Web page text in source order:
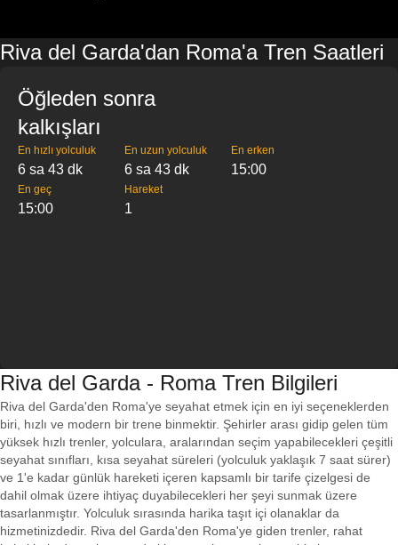
Riva del Garda'dan Roma'a Tren Saatleri
Öğleden sonra
kalkışları
En hızlı yolculuk
6 sa 43 dk
En uzun yolculuk
6 sa 43 dk
En erken
15:00
En geç
15:00
Hareket
1
Riva del Garda - Roma Tren Bilgileri
Riva del Garda'den Roma'ye seyahat etmek için en iyi seçeneklerden
biri, hızlı ve modern bir trene binmektir. Şehirler arası gidip gelen tüm
yüksek hızlı trenler, yolculara, aralarından seçim yapabilecekleri çeşitli
seyahat sınıfları, kısa seyahat süreleri (yolculuk yaklaşık 7 saat sürer)
ve 1'e kadar günlük hareketi içeren kapsamlı bir tarife çizelgesi de
dahil olmak üzere ihtiyaç duyabilecekleri her şeyi sunmak üzere
tasarlanmıştır. Yolculuk sırasında harika taşıt içi olanaklar da
hizmetinizdedir. Riva del Garda'den Roma'ye giden trenler, rahat